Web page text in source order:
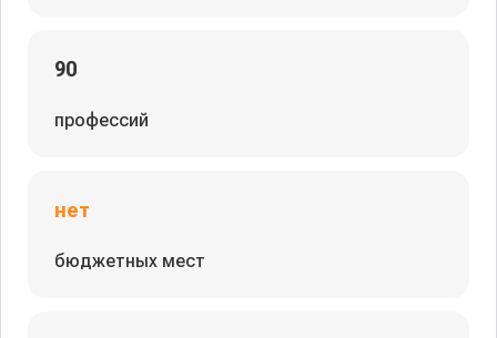
90
профессий
нет
бюджетных мест